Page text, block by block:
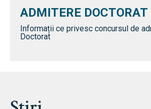
ADMITERE DOCTORAT
Informații ce privesc concursul de
Doctorat